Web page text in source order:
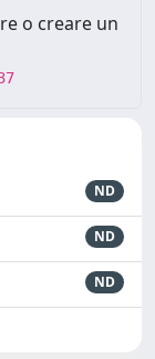
o creare un
ND
ND
ND